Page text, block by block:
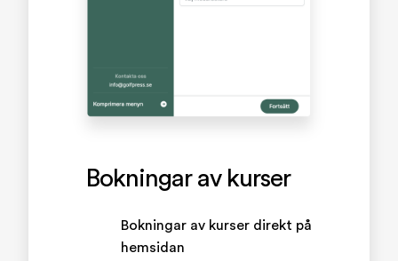
Bokningar av kurser
Bokningar av kurser direkt på
hemsidan